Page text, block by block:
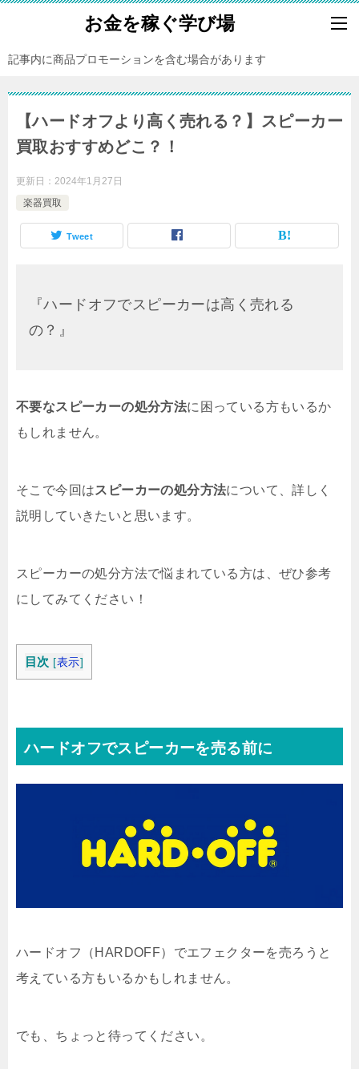
お金を稼ぐ学び場
記事内に商品プロモーションを含む場合があります
【ハードオフより高く売れる？】スピーカー
買取おすすめどこ？！
更新日： 2024年1月27日
楽器買取
Tweet
『ハードオフでスピーカーは高く売れる
の？』
不要なスピーカーの処分方法に困っている方もいるか
もしれません。
そこで今回はスピーカーの処分方法について、詳しく
説明していきたいと思います。
スピーカーの処分方法で悩まれている方は、ぜひ参考
にしてみてください！
目次 [表示]
ハードオフでスピーカーを売る前に
ハードオフ（HARDOFF）でエフェクターを売ろうと
考えている方もいるかもしれません。
でも、ちょっと待ってください。